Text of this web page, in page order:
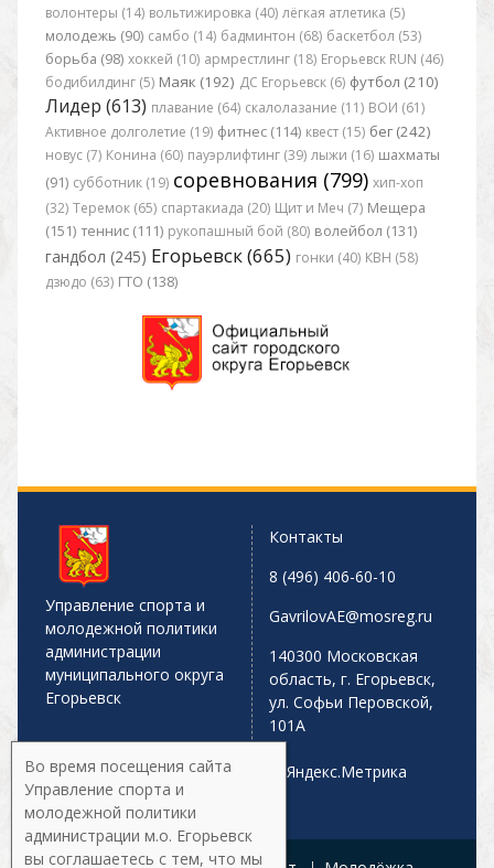
волонтеры (14) вольтижировка (40) лёгкая атлетика (5)
молодежь (90) самбо (14) бадминтон (68) баскетбол (53)
борьба (98) хоккей (10) армрестлинг (18) Егорьевск RUN (46)
бодибилдинг (5) Маяк (192) ДС Егорьевск (6) футбол (210)
Лидер (613) плавание (64) скалолазание (11) ВОИ (61)
Активное долголетие (19) фитнес (114) квест (15) бег (242)
новус (7) Конина (60) пауэрлифтинг (39) лыжи (16) шахматы
(91) субботник (19) соревнования (799) хип-хоп
(32) Теремок (65) спартакиада (20) Щит и Меч (7) Мещера
(151) теннис (111) рукопашный бой (80) волейбол (131)
гандбол (245) Егорьевск (665) гонки (40) КВН (58)
дзюдо (63) ГТО (138)
Управление спорта и
молодежной политики
администрации
муниципального округа
Егорьевск
Контакты
8 (496) 406-60-10
GavrilovAE@mosreg.ru
140300 Московская
область, г. Егорьевск,
ул. Софьи Перовской,
101А
Во время посещения сайта
Управление спорта и
молодежной политики
администрации м.о. Егорьевск
вы соглашаетесь с тем, что мы